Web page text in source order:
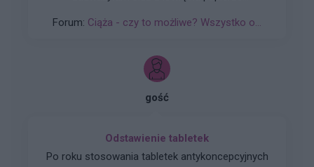
że mam nadżerkę. Nie mam boleści brzucha.
miałam USG pierwsze i jeszcze pęcherzyk był za
mały 5,5mm. I od czego może tak się dziać.
Forum: Ciąża - czy to możliwe? Wszystko o...
gość
Odstawienie tabletek
Po roku stosowania tabletek antykoncepcyjnych